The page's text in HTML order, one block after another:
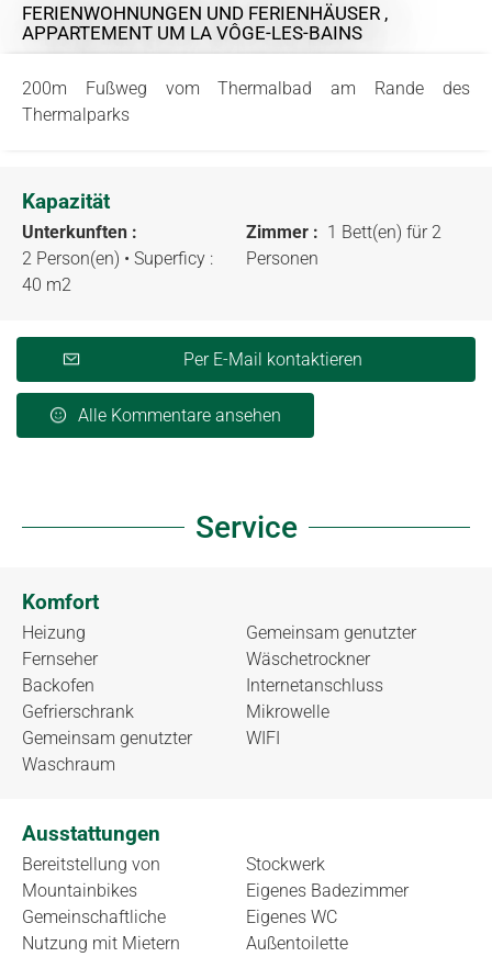
FERIENWOHNUNGEN UND FERIENHÄUSER ,
APPARTEMENT UM LA VÔGE-LES-BAINS
200m Fußweg vom Thermalbad am Rande des
Thermalparks
Kapazität
Unterkunften :
2 Person(en) • Superficy :
40 m2
Zimmer : 1 Bett(en) für 2
Personen
Per E-Mail kontaktieren
Alle Kommentare ansehen
Service
Komfort
Heizung
Fernseher
Backofen
Gefrierschrank
Gemeinsam genutzter
Waschraum
Gemeinsam genutzter
Wäschetrockner
Internetanschluss
Mikrowelle
WIFI
Ausstattungen
Bereitstellung von
Mountainbikes
Gemeinschaftliche
Nutzung mit Mietern
Stockwerk
Eigenes Badezimmer
Eigenes WC
Außentoilette